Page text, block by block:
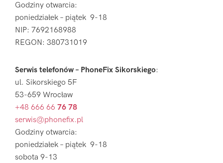
Godziny otwarcia:
poniedziałek – piątek 9-18
NIP: 7692168988
REGON: 380731019
Serwis telefonów – PhoneFix Sikorskiego:
ul. Sikorskiego 5F
53-659 Wrocław
+48 666 66 76 78
serwis@phonefix.pl
Godziny otwarcia:
poniedziałek – piątek 9-18
sobota 9-13